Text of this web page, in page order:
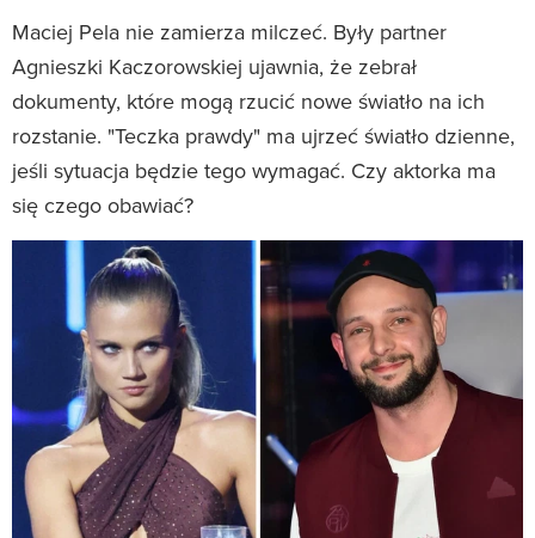
Maciej Pela nie zamierza milczeć. Były partner
Agnieszki Kaczorowskiej ujawnia, że zebrał
dokumenty, które mogą rzucić nowe światło na ich
rozstanie. "Teczka prawdy" ma ujrzeć światło dzienne,
jeśli sytuacja będzie tego wymagać. Czy aktorka ma
się czego obawiać?